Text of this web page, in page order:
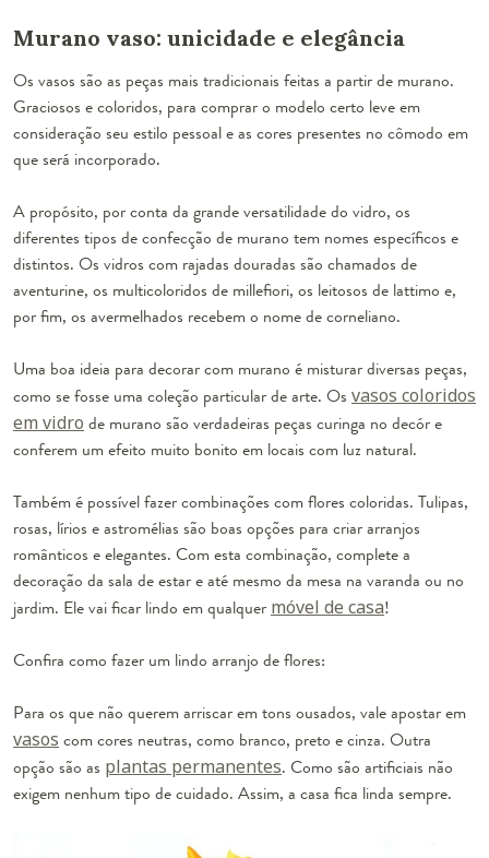
Murano vaso: unicidade e elegância
Os vasos são as peças mais tradicionais feitas a partir de murano.
Graciosos e coloridos, para comprar o modelo certo leve em
consideração seu estilo pessoal e as cores presentes no cômodo em
que será incorporado.
A propósito, por conta da grande versatilidade do vidro, os
diferentes tipos de confecção de murano tem nomes específicos e
distintos. Os vidros com rajadas douradas são chamados de
aventurine, os multicoloridos de millefiori, os leitosos de lattimo e,
por fim, os avermelhados recebem o nome de corneliano.
Uma boa ideia para decorar com murano é misturar diversas peças,
como se fosse uma coleção particular de arte. Os vasos coloridos
em vidro de murano são verdadeiras peças curinga no decór e
conferem um efeito muito bonito em locais com luz natural.
Também é possível fazer combinações com flores coloridas. Tulipas,
rosas, lírios e astromélias são boas opções para criar arranjos
românticos e elegantes. Com esta combinação, complete a
decoração da sala de estar e até mesmo da mesa na varanda ou no
jardim. Ele vai ficar lindo em qualquer móvel de casa!
Confira como fazer um lindo arranjo de flores:
Para os que não querem arriscar em tons ousados, vale apostar em
vasos com cores neutras, como branco, preto e cinza. Outra
opção são as plantas permanentes. Como são artificiais não
exigem nenhum tipo de cuidado. Assim, a casa fica linda sempre.